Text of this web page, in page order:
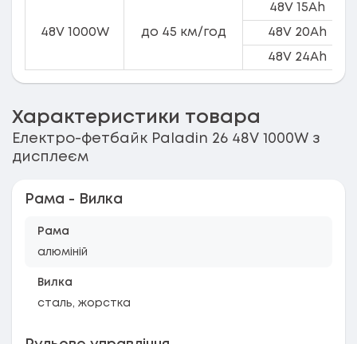
48V 1000W до 45 км/год
48V 15Ah
48V 20Ah
48V 24Ah
Характеристики товара
Електро-фетбайк Paladin 26 48V 1000W з
дисплеєм
Рама - Вилка
Рама
алюміній
Вилка
сталь, жорстка